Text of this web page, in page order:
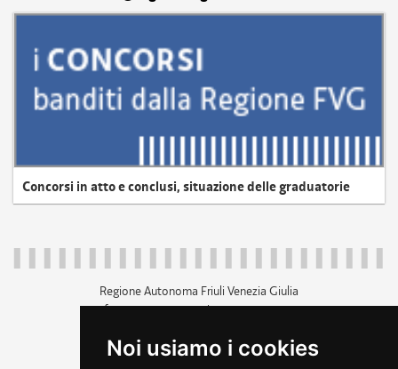
Noi usiamo i cookies
Concorsi in atto e conclusi, situazione delle graduatorie
Regione Autonoma Friuli Venezia Giulia
c.f. 80014930327; p.iva 00526040324
+39 040 3771111